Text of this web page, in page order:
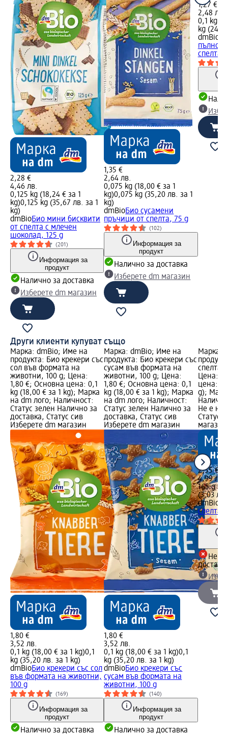
2,28 €
4,46 лв.
0,125 kg (18,24 € за 1
kg)0,125 kg (35,67 лв. за 1
kg)
dmBioБио мини бисквити
от спелта с млечен
шоколад, 125 g
(201)
Информация за
продукт
Налично за доставка
Изберете dm магазин
1,35 €
2,64 лв.
0,075 kg (18,00 € за 1
kg)0,075 kg (35,20 лв. за 1
kg)
dmBioБио сусамени
пръчици от спелта, 75 g
(102)
Информация за
продукт
Налично за доставка
Изберете dm магазин
1,27 €
2,48 лв.
0,1 kg
kg
dmBio
спелта,
Други клиенти купуват също
Марка: dmBio; Име на
продукта: Био крекери със
сол във формата на
животни, 100 g; Цена:
1,80 €; Основна цена: 0,1
kg (18,00 € за 1 kg); Марка
на dm лого; Наличност:
Статус зелен Налично за
доставка, Статус сив
Изберете dm магазин
1,80 €
3,52 лв.
0,1 kg (18,00 € за 1 kg)0,1
kg (35,20 лв. за 1 kg)
dmBioБио крекери със сол
във формата на животни,
100 g
(169)
Информация за
продукт
Налично за доставка
Марка: dmBio; Име на
продукта: Био крекери със
сусам във формата на
животни, 100 g; Цена:
1,80 €; Основна цена: 0,1
kg (18,00 € за 1 kg); Марка
на dm лого; Наличност:
Статус зелен Налично за
доставка, Статус сив
Изберете dm магазин
1,80 €
3,52 лв.
0,1 kg (18,00 € за 1 kg)0,1
kg (35,20 лв. за 1 kg)
dmBioБио крекери със
сусам във формата на
животни, 100 g
(140)
Информация за
продукт
Налично за доставка
Марка:
спелта
Цена:
цена:
g);
Не е
Статус
магазин
2,55 €
4,99 лв.
165 g
(3,03 лв.
dmBio
спелта
Не е